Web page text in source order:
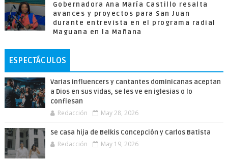
Gobernadora Ana María Castillo resalta
avances y proyectos para San Juan
durante entrevista en el programa radial
Maguana en la Mañana
ESPECTÁCULOS
Varias influencers y cantantes dominicanas aceptan
a Dios en sus vidas, se les ve en iglesias o lo
confiesan
Redacción May 28, 2026
Se casa hija de Belkis Concepción y Carlos Batista
Redacción May 19, 2026